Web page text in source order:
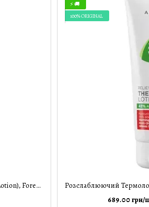
Алоє Охолоджуючий Лосьйон (Aloe Cooling Lotion), Forever Living, 118 мл
⚡ 🚚
100% ORIGINAL
689.00 грн/